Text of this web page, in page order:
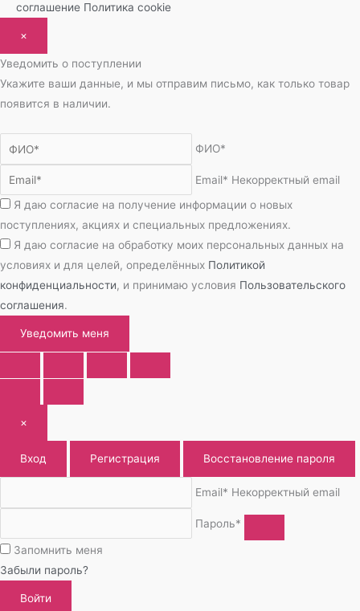
соглашение Политика cookie
×
Уведомить о поступлении
Укажите ваши данные, и мы отправим письмо, как только товар
появится в наличии.
ФИО*
Email* Некорректный email
Я даю согласие на получение информации о новых
поступлениях, акциях и специальных предложениях.
Я даю согласие на обработку моих персональных данных на
условиях и для целей, определённых Политикой
конфиденциальности, и принимаю условия Пользовательского
соглашения.
Уведомить меня
×
Вход Регистрация Восстановление пароля
Email* Некорректный email
Пароль*
Запомнить меня
Забыли пароль?
Войти